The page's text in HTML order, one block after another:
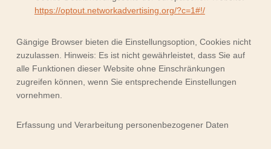
https://optout.networkadvertising.org/?c=1#!/
Gängige Browser bieten die Einstellungsoption, Cookies nicht
zuzulassen. Hinweis: Es ist nicht gewährleistet, dass Sie auf
alle Funktionen dieser Website ohne Einschränkungen
zugreifen können, wenn Sie entsprechende Einstellungen
vornehmen.
Erfassung und Verarbeitung personenbezogener Daten